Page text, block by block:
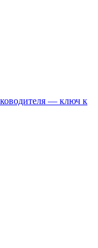
— ключ к